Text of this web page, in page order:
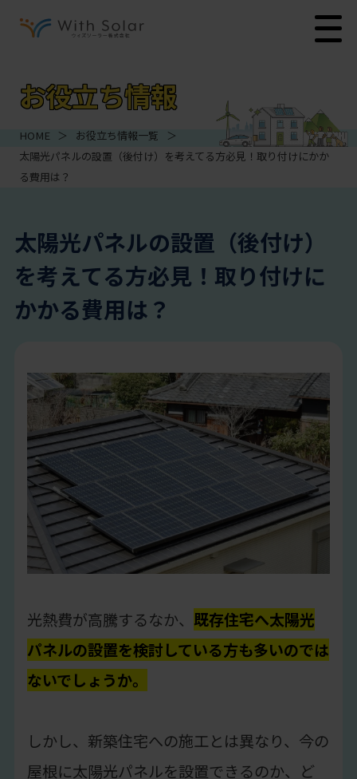
お役立ち情報
HOME ＞ お役立ち情報一覧
＞
太陽光パネルの設置（後付け）を考えてる方必見！取り付けにかか
る費用は？
太陽光パネルの設置（後付け）
を考えてる方必見！取り付けに
かかる費用は？
光熱費が高騰するなか、 既存住宅へ太陽光
パネルの設置を検討している方も多いのでは
ないでしょうか。
しかし、新築住宅への施工とは異なり、今の
屋根に太陽光パネルを設置できるのか、ど